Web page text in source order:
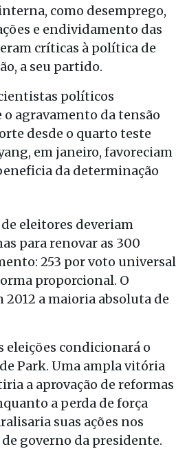
como desemprego,
e endividamento das
críticas à política de
a seu partido.
políticos
o agravamento da tensão
desde o quarto teste
em janeiro, favoreciam
da determinação
eleitores deveriam
para renovar as 300
253 por voto universal
proporcional. O
2012 a maioria absoluta de
eleições condicionará o
Park. Uma ampla vitória
a aprovação de reformas
a perda de força
suas ações nos
governo da presidente.